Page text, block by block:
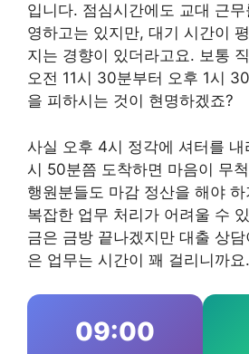
입니다. 점심시간에도 교대 근
영하고는 있지만, 대기 시간이
지는 경향이 있더라고요. 보통
오전 11시 30분부터 오후 1시
을 피하시는 것이 현명하겠죠?
사실 오후 4시 정각에 셔터를
시 50분쯤 도착하면 마음이 무
행원분들도 마감 정산을 해야
복잡한 업무 처리가 어려울 수
금은 금방 끝나겠지만 대출 상
은 업무는 시간이 꽤 걸리니까요.
09:00